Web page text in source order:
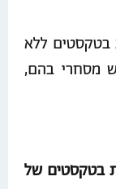
בטקסטים ללא
מסחרי בהם,
הזכויות בטקסטים של